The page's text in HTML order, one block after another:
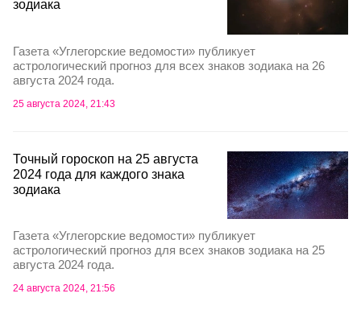
зодиака
Газета «Углегорские ведомости» публикует
астрологический прогноз для всех знаков зодиака на 26
августа 2024 года.
25 августа 2024, 21:43
Точный гороскоп на 25 августа
2024 года для каждого знака
зодиака
Газета «Углегорские ведомости» публикует
астрологический прогноз для всех знаков зодиака на 25
августа 2024 года.
24 августа 2024, 21:56